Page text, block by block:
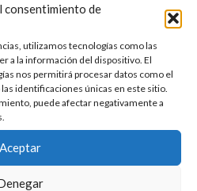
consentimiento de
utilizamos tecnologías como las
a la información del dispositivo. El
nos permitirá procesar datos como el
identificaciones únicas en este sitio.
puede afectar negativamente a
Aceptar
de Getxo: Crónica de
de 2021
falta decir algo más